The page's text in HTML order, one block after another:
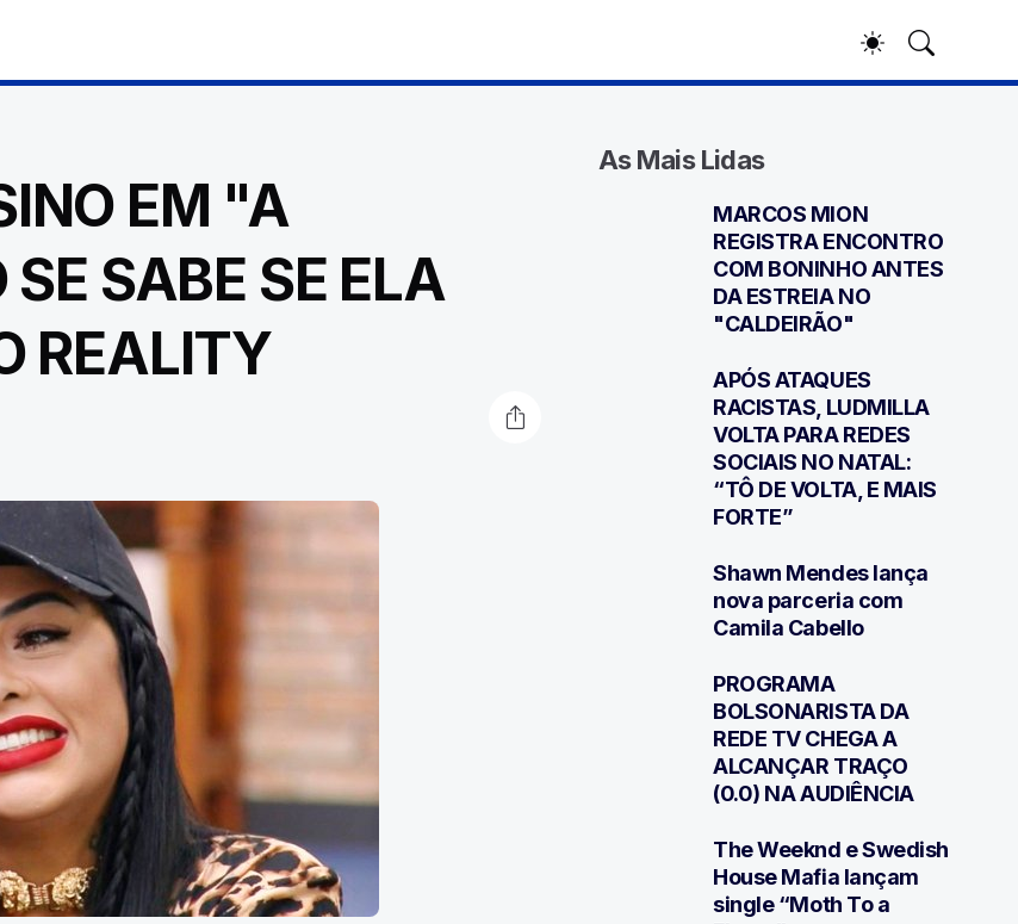
EM "A
SABE SE ELA
REALITY
As Mais Lidas
MARCOS MION
REGISTRA ENCONTRO
COM BONINHO ANTES
DA ESTREIA NO
"CALDEIRÃO"
APÓS ATAQUES
RACISTAS, LUDMILLA
VOLTA PARA REDES
SOCIAIS NO NATAL:
“TÔ DE VOLTA, E MAIS
FORTE”
Shawn Mendes lança
nova parceria com
Camila Cabello
PROGRAMA
BOLSONARISTA DA
REDE TV CHEGA A
ALCANÇAR TRAÇO
(0.0) NA AUDIÊNCIA
The Weeknd e Swedish
House Mafia lançam
single “Moth To a